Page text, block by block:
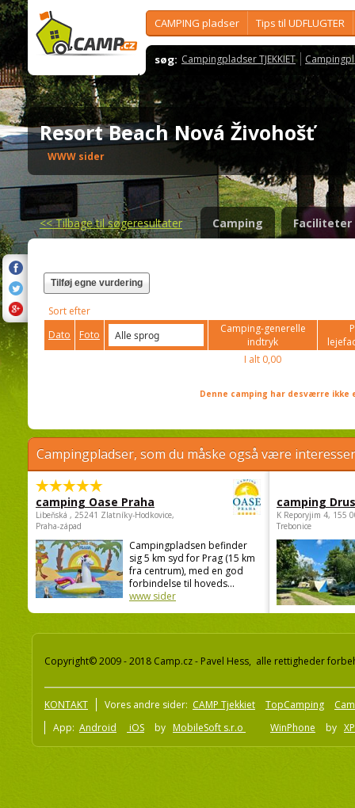
CAMPING pladser Tips til UDFLUGTER
søg: Campingpladser TJEKKIET
Resort Beach Nová Živohošť
WWW sider
<<Tilbage til søgeresultater Camping Faciliteter
Tilføj egne vurdering
Sort efter
Dato
Foto
Camping-generelle
indtryk
I alt 0,00
Denne camping har desværre
Campingpladser, som du måske også være
camping Oase Praha
Libeňská , 25241 Zlatníky-Hodkovice,
Praha-západ
Campingpladsen befinder
sig 5 km syd for Prag (15 km
fra centrum), med en god
forbindelse til hoveds...
www sider
camping
K Reporyjim 4, 155
Trebonice
Copyright© 2009 - 2018 Camp.cz - Pavel Hess, alle rettigheder
KONTAKT Vores andre sider: CAMP Tjekkiet TopCamping
App: Android iOS by MobileSoft s.r.o WinPhone by